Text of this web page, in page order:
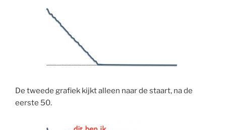
De tweede grafiek kijkt alleen naar de staart, na de
eerste 50.